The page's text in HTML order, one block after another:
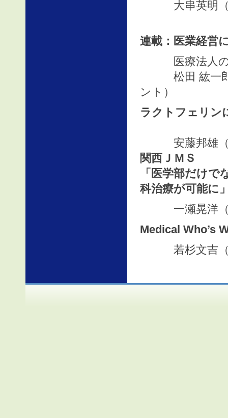
大串英明（
連載：医業経営
医療法人の監
松田 紘一郎（
ント）
ラクトフェリン
安藤邦雄（腸
関西ＪＭＳ
「医学部だけ
科治療が可能に
一瀬晃洋（神
Medical Who’s
若杉文吉（医